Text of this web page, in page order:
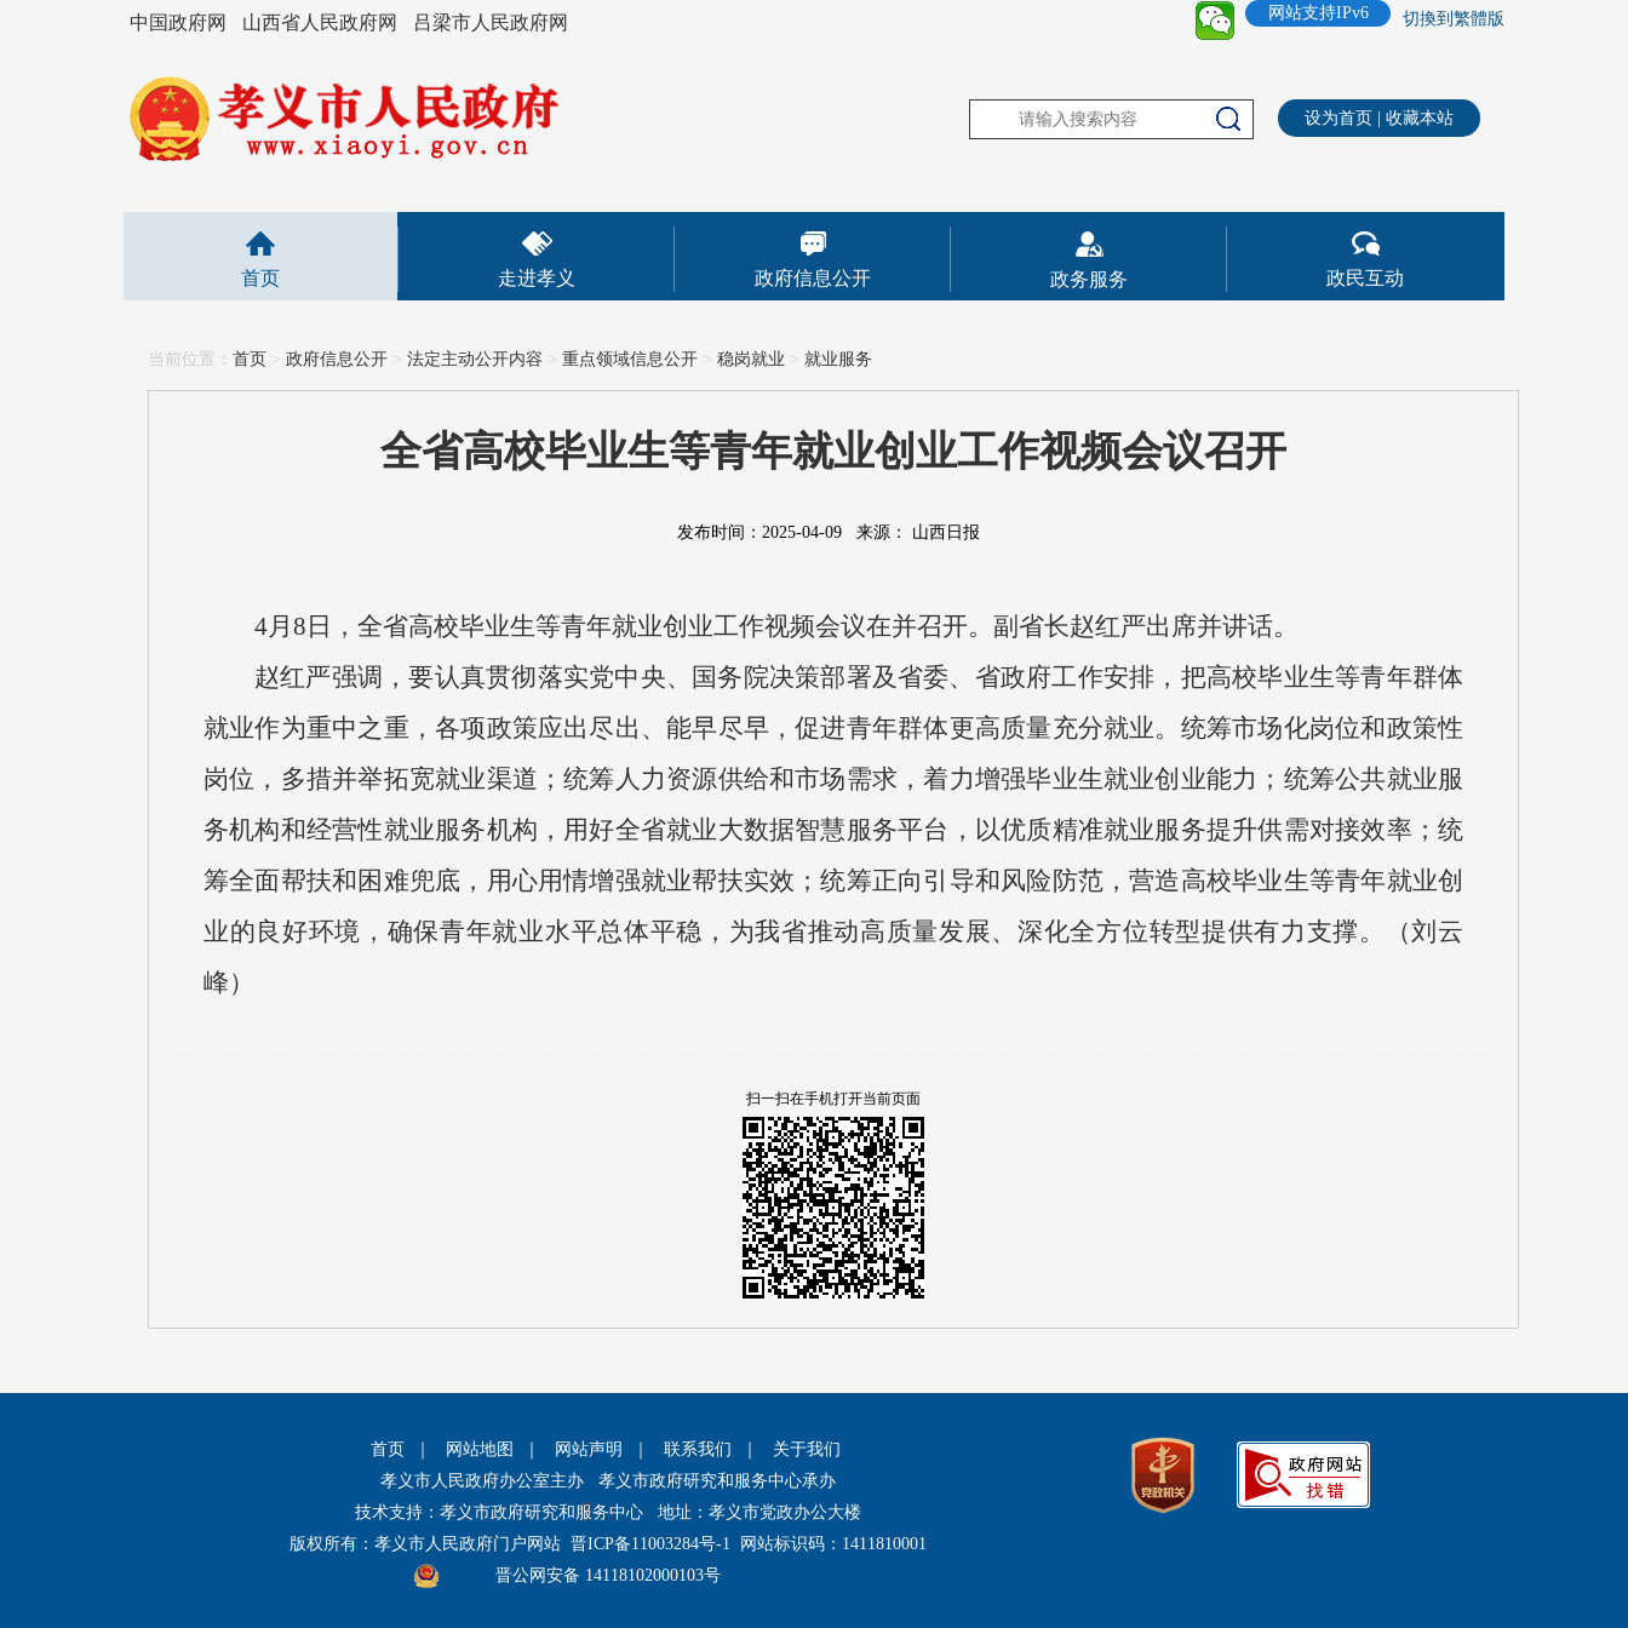
中国政府网 山西省人民政府网 吕梁市人民政府网 切換到繁體版
网站支持IPv6
设为首页 收藏本站
首页 走进孝义 政府信息公开 政务服务 政民互动
当前位置： 首页 > 政府信息公开 > 法定主动公开内容 > 重点领域信息公开 > 稳岗就业 > 就业服务
全省高校毕业生等青年就业创业工作视频会议召开
发布时间：2025-04-09 来源： 山西日报
4月8日，全省高校毕业生等青年就业创业工作视频会议在并召开。副省长赵红严出席并讲话。
赵红严强调，要认真贯彻落实党中央、国务院决策部署及省委、省政府工作安排，把高校毕业生等青年群体
就业作为重中之重，各项政策应出尽出、能早尽早，促进青年群体更高质量充分就业。统筹市场化岗位和政策性
岗位，多措并举拓宽就业渠道；统筹人力资源供给和市场需求，着力增强毕业生就业创业能力；统筹公共就业服
务机构和经营性就业服务机构，用好全省就业大数据智慧服务平台，以优质精准就业服务提升供需对接效率；统
筹全面帮扶和困难兜底，用心用情增强就业帮扶实效；统筹正向引导和风险防范，营造高校毕业生等青年就业创
业的良好环境，确保青年就业水平总体平稳，为我省推动高质量发展、深化全方位转型提供有力支撑。（刘云
峰）
扫一扫在手机打开当前页面
首页 网站地图 网站声明 联系我们
关于我们
孝义市人民政府办公室主办 孝义市政府研究和服务中心承办
技术支持：孝义市政府研究和服务中心 地址：孝义市党政办公大楼
版权所有：孝义市人民政府门户网站 晋ICP备11003284号-1 网站标识码：1411810001
晋公网安备 14118102000103号